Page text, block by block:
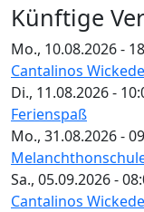
Künftige
Mo., 10.08.2026 -
Cantalinos Wickede
Di., 11.08.2026 -
Ferienspaß
Mo., 31.08.2026 -
Sa., 05.09.2026 -
Cantalinos Wickede